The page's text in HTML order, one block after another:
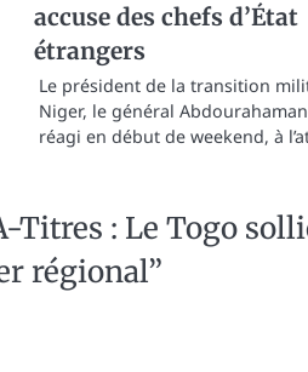
accuse des chefs d’État
étrangers
Le président de la transition
Niger, le général
réagi en début de weekend, à
Titres : Le Togo
régional”